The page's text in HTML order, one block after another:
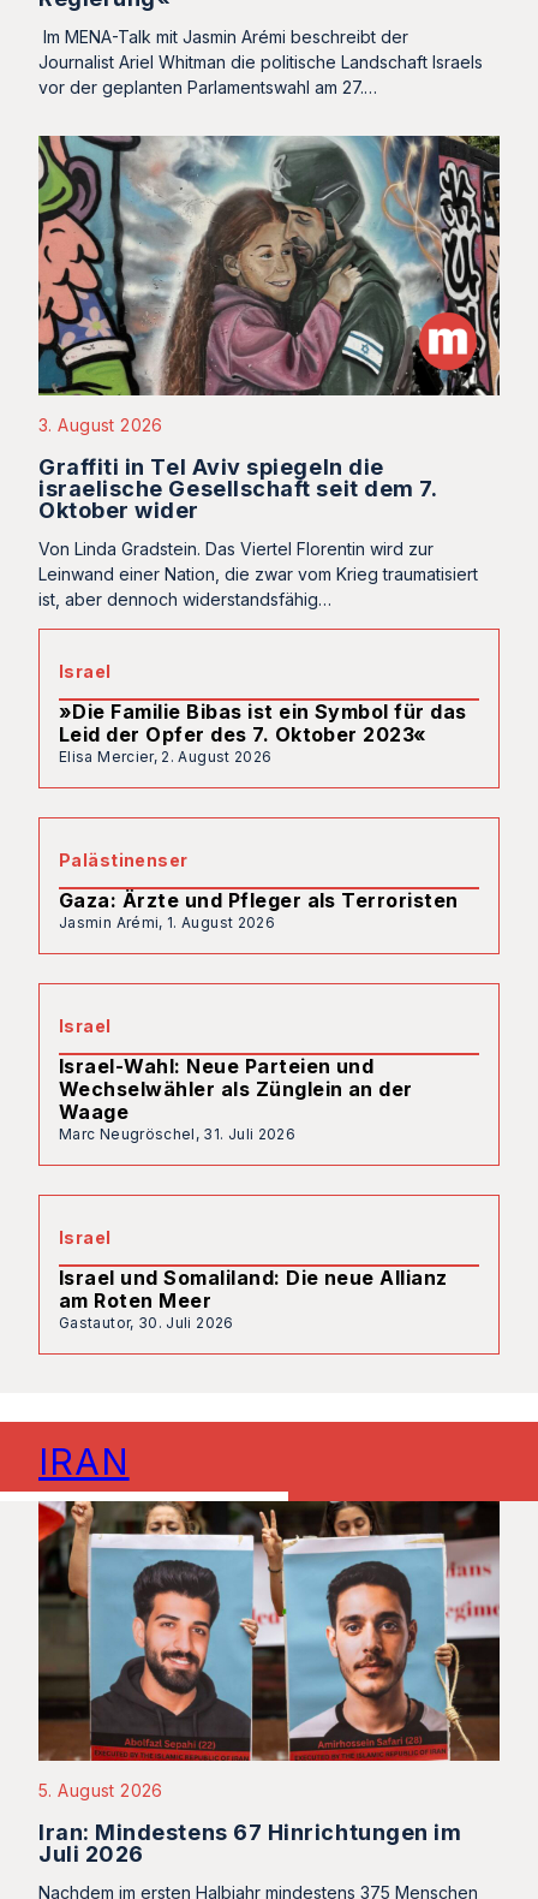
Im MENA-Talk mit Jasmin Arémi beschreibt der
Journalist Ariel Whitman die politische Landschaft Israels
vor der geplanten Parlamentswahl am 27.…
3. August 2026
Graffiti in Tel Aviv spiegeln die
israelische Gesellschaft seit dem 7.
Oktober wider
Von Linda Gradstein. Das Viertel Florentin wird zur
Leinwand einer Nation, die zwar vom Krieg traumatisiert
ist, aber dennoch widerstandsfähig…
Israel
»Die Familie Bibas ist ein Symbol für das
Leid der Opfer des 7. Oktober 2023«
Elisa Mercier, 2. August 2026
Palästinenser
Gaza: Ärzte und Pfleger als Terroristen
Jasmin Arémi, 1. August 2026
Israel
Israel-Wahl: Neue Parteien und
Wechselwähler als Zünglein an der
Waage
Marc Neugröschel, 31. Juli 2026
Israel
Israel und Somaliland: Die neue Allianz
am Roten Meer
Gastautor, 30. Juli 2026
IRAN
5. August 2026
Iran: Mindestens 67 Hinrichtungen im
Juli 2026
Nachdem im ersten Halbjahr mindestens 375 Menschen